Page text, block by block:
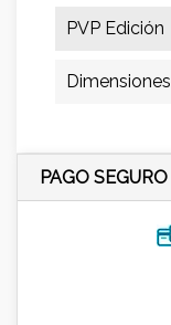
PVP Edición
Dimensiones
PAGO SEGURO